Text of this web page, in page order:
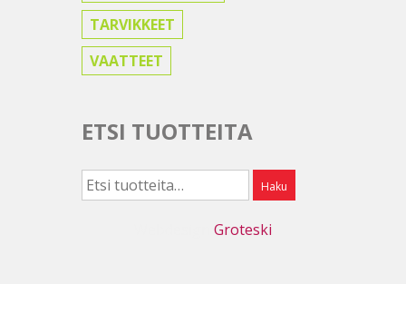
TARVIKKEET
VAATTEET
ETSI TUOTTEITA
Etsi: Haku
Groteski